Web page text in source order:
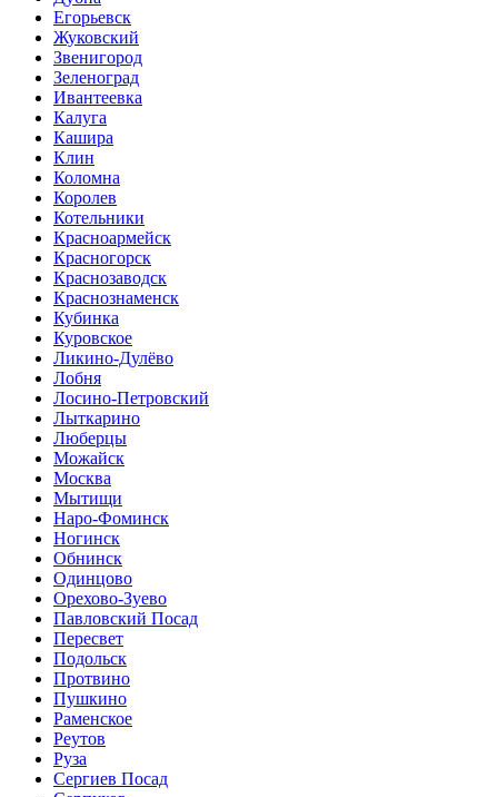
Егорьевск
Жуковский
Звенигород
Зеленоград
Ивантеевка
Калуга
Кашира
Клин
Коломна
Королев
Котельники
Красноармейск
Красногорск
Краснозаводск
Краснознаменск
Кубинка
Куровское
Ликино-Дулёво
Лобня
Лосино-Петровский
Лыткарино
Люберцы
Можайск
Москва
Мытищи
Наро-Фоминск
Ногинск
Обнинск
Одинцово
Орехово-Зуево
Павловский Посад
Пересвет
Подольск
Протвино
Пушкино
Раменское
Реутов
Руза
Сергиев Посад